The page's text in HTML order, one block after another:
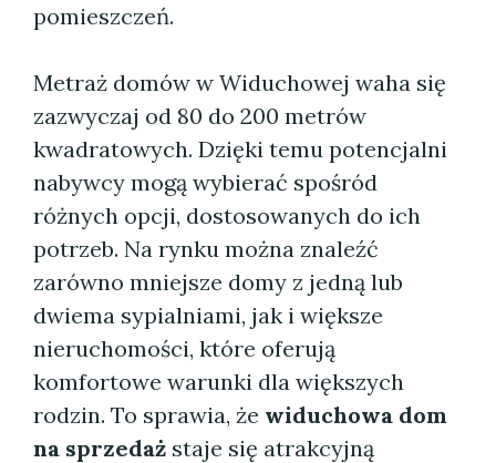
pomieszczeń.
Metraż domów w Widuchowej waha się
zazwyczaj od 80 do 200 metrów
kwadratowych. Dzięki temu potencjalni
nabywcy mogą wybierać spośród
różnych opcji, dostosowanych do ich
potrzeb. Na rynku można znaleźć
zarówno mniejsze domy z jedną lub
dwiema sypialniami, jak i większe
nieruchomości, które oferują
komfortowe warunki dla większych
rodzin. To sprawia, że widuchowa dom
na sprzedaż staje się atrakcyjną